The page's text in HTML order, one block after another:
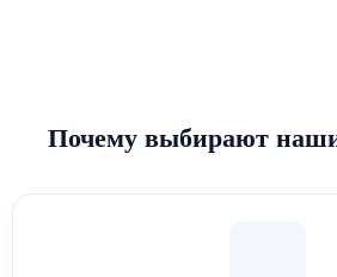
Почему выбирают